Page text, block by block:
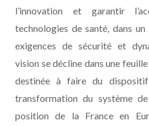
l’innovation et garantir
technologies de santé, dans
exigences de sécurité et
vision se décline dans une
destinée à faire du
transformation du système
position de la France en